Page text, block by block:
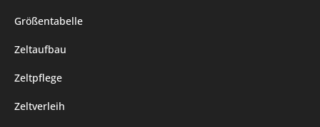
Größentabelle
Zeltaufbau
Zeltpflege
Zeltverleih